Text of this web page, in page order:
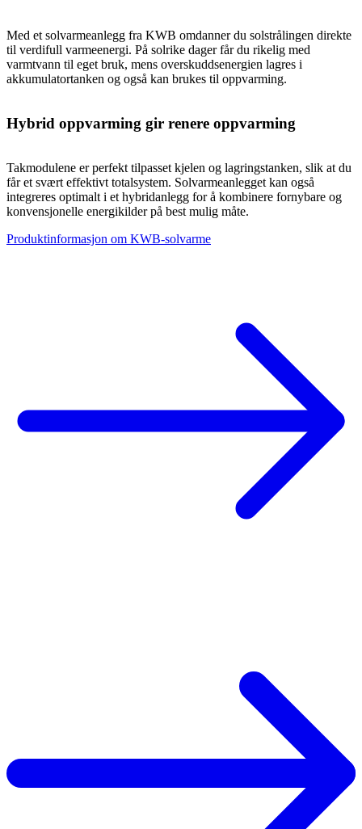
Med et solvarmeanlegg fra KWB omdanner du solstrålingen direkte
til verdifull varmeenergi. På solrike dager får du rikelig med
varmtvann til eget bruk, mens overskuddsenergien lagres i
akkumulatortanken og også kan brukes til oppvarming.
Hybrid oppvarming gir renere oppvarming
Takmodulene er perfekt tilpasset kjelen og lagringstanken, slik at du
får et svært effektivt totalsystem. Solvarmeanlegget kan også
integreres optimalt i et hybridanlegg for å kombinere fornybare og
konvensjonelle energikilder på best mulig måte.
Produktinformasjon om KWB-solvarme